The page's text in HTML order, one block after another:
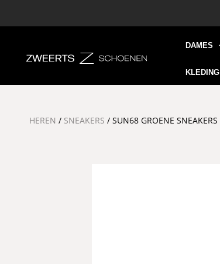
DAMES
KLEDING
HEREN / SNEAKERS / SUN68 GROENE SNEAKERS